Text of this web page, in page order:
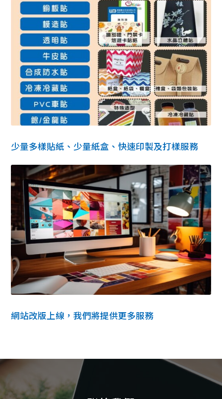
少量多樣貼紙、少量紙盒、快速印製及打樣服務
網站改版上線，我們將提供更多服務